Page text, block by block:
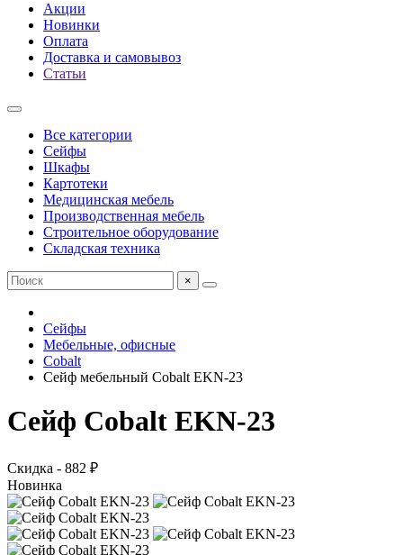
Акции
Новинки
Оплата
Доставка и самовывоз
Статьи
Все категории
Сейфы
Шкафы
Картотеки
Медицинская мебель
Производственная мебель
Строительное оборудование
Складская техника
×
Сейфы
Мебельные, офисные
Cobalt
Сейф мебельный Cobalt EKN-23
Сейф Cobalt EKN-23
Скидка - 882 ₽
Новинка